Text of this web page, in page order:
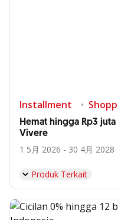
Installment
Hemat hingga Rp3
Vivere
1 5月 2026 - 30 4月 2028
Produk Terkait